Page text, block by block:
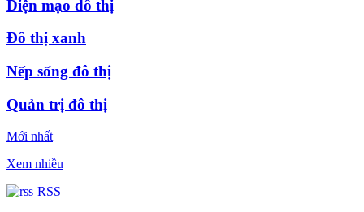
Diện mạo đô thị
Đô thị xanh
Nếp sống đô thị
Quản trị đô thị
Mới nhất
Xem nhiều
RSS